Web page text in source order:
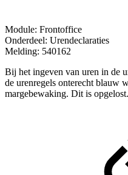
Module: Frontoffice
Onderdeel: Urendeclaraties
Melding: 540162
Bij het ingeven van uren in de
de urenregels onterecht blauw
margebewaking. Dit is opgelost.